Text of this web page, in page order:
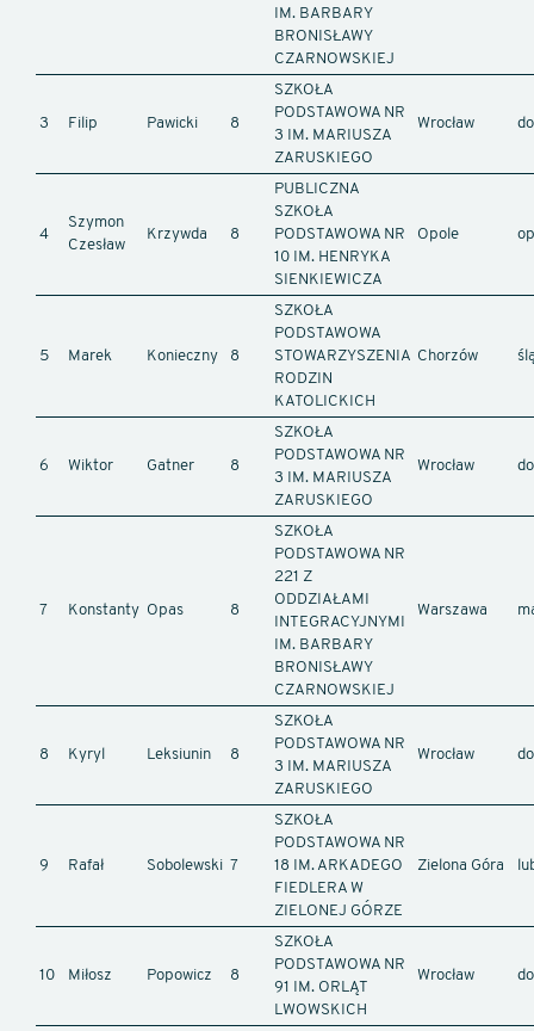
IM. BARBARY
BRONISŁAWY
CZARNOWSKIEJ
3 Filip Pawicki 8
SZKOŁA
PODSTAWOWA NR
3 IM. MARIUSZA
ZARUSKIEGO
Wrocław
4
Szymon
Czesław
Krzywda 8
PUBLICZNA
SZKOŁA
PODSTAWOWA NR
10 IM. HENRYKA
SIENKIEWICZA
Opole
5 Marek Konieczny 8
SZKOŁA
PODSTAWOWA
STOWARZYSZENIA
RODZIN
KATOLICKICH
Chorzów
6 Wiktor Gatner 8
SZKOŁA
PODSTAWOWA NR
3 IM. MARIUSZA
ZARUSKIEGO
Wrocław
7 Konstanty Opas 8
SZKOŁA
PODSTAWOWA NR
221 Z
ODDZIAŁAMI
INTEGRACYJNYMI
IM. BARBARY
BRONISŁAWY
CZARNOWSKIEJ
Warszawa
8 Kyryl Leksiunin 8
SZKOŁA
PODSTAWOWA NR
3 IM. MARIUSZA
ZARUSKIEGO
Wrocław
9 Rafał Sobolewski 7
SZKOŁA
PODSTAWOWA NR
18 IM. ARKADEGO
FIEDLERA W
ZIELONEJ GÓRZE
Zielona Góra
10 Miłosz Popowicz 8
SZKOŁA
PODSTAWOWA NR
91 IM. ORLĄT
LWOWSKICH
Wrocław